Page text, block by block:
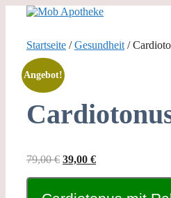
Startseite /Gesundheit /
Angebot!
79,00€ Ursprünglicher
39,00 €Aktueller